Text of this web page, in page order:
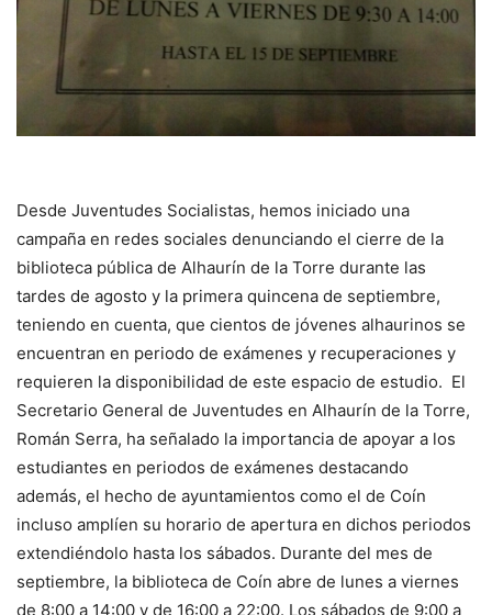
Desde Juventudes Socialistas, hemos iniciado una
campaña en redes sociales denunciando el cierre de la
biblioteca pública de Alhaurín de la Torre durante las
tardes de agosto y la primera quincena de septiembre,
teniendo en cuenta, que cientos de jóvenes alhaurinos se
encuentran en periodo de exámenes y recuperaciones y
requieren la disponibilidad de este espacio de estudio. El
Secretario General de Juventudes en Alhaurín de la Torre,
Román Serra, ha señalado la importancia de apoyar a los
estudiantes en periodos de exámenes destacando
además, el hecho de ayuntamientos como el de Coín
incluso amplíen su horario de apertura en dichos periodos
extendiéndolo hasta los sábados. Durante del mes de
septiembre, la biblioteca de Coín abre de lunes a viernes
de 8:00 a 14:00 y de 16:00 a 22:00. Los sábados de 9:00 a